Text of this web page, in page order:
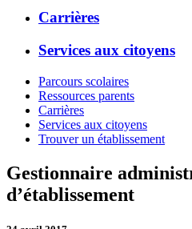
Carrières
Services aux citoyens
Parcours scolaires
Ressources parents
Carrières
Services aux citoyens
Trouver un établissement
Gestionnaire
d’établissement